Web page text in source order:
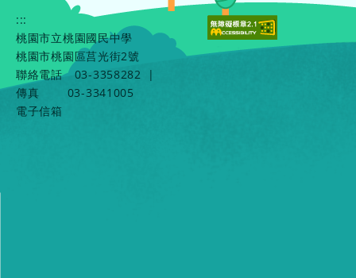
:::
桃園市立桃園國民中學
桃園市桃園區莒光街2號
聯絡電話
03-3358282
|
傳真
03-3341005
電子信箱